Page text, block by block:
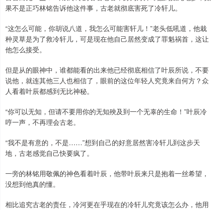
果不是正巧林铭告诉他这件事，古老就彻底害死了冷轩儿。
“这怎么可能，你胡说八道，我怎么可能害轩儿！”老头低吼道，他栽
种灵草是为了救冷轩儿，可是现在他自己居然变成了罪魁祸首，这让
他怎么接受。
但是从的眼神中，谁都能看的出来他已经彻底相信了叶辰所说，不要
说他，就连其他三人也相信了，眼前的这位年轻人究竟来自何方？众
人看着叶辰都感到无比神秘。
“你可以无知，但请不要用你的无知殃及到一个无辜的生命！”叶辰冷
哼一声，不再理会古老。
“我不是有意的，不是……”想到自己的好意居然害冷轩儿到这步天
地，古老感觉自己快要疯了。
一旁的林铭用敬佩的神色看着叶辰，他带叶辰来只是抱着一丝希望，
没想到他真的懂。
相比追究古老的责任，冷河更在乎现在的冷轩儿究竟该怎么办，他用